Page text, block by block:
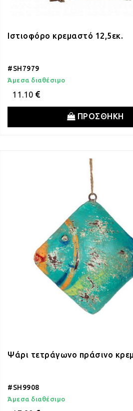
Ιστιοφόρο κρεμαστό 12,5εκ.
#SH7979
Άμεσα διαθέσιμο
11.10
ΠΡΟΣΘΗΚΗ
Ψάρι τετράγωνο πράσινο
#SH9908
Άμεσα διαθέσιμο